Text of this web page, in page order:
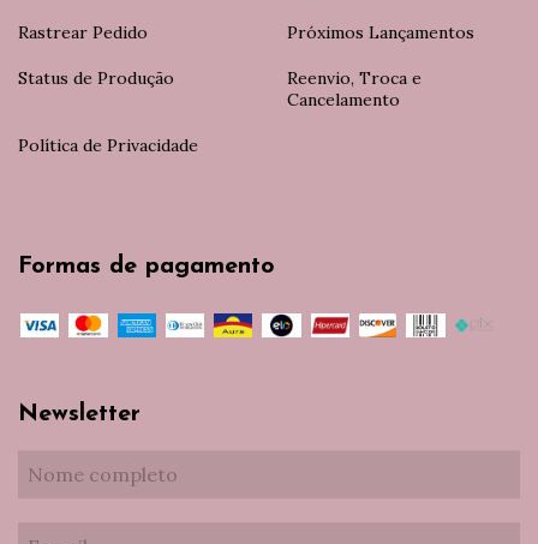
Rastrear Pedido Próximos Lançamentos
Status de Produção
Reenvio, Troca e
Cancelamento
Política de Privacidade
Formas de pagamento
Newsletter